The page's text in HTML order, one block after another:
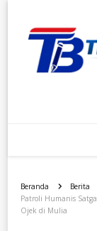
Beranda
Berita
Patroli Humanis
Ojek di Mulia